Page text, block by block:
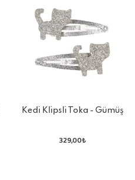
Kedi Klipsli Toka - Gümüş
329,00₺